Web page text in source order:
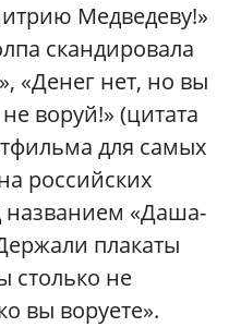
Медведеву!»
скандировала
«Денег нет, но вы
воруй!» (цитата
для самых
российских
названием «Даша-
плакаты
столько не
вы воруете».